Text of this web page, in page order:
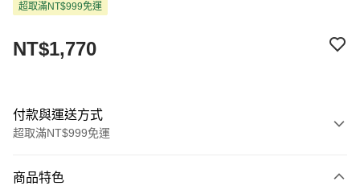
超取滿NT$999免運
NT$1,770
付款與運送方式
超取滿NT$999免運
信用卡一次付款
商品特色